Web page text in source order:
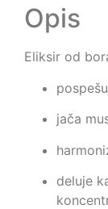
Opis
Eliksir od
jača
deluje